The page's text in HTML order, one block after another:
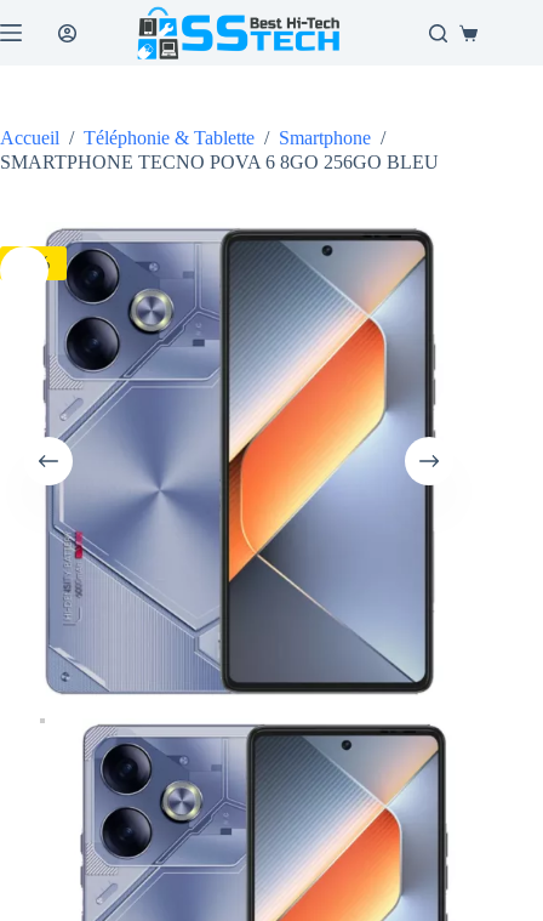
au
Panier
Accueil / Téléphonie & Tablette / Smartphone /
SMARTPHONE TECNO POVA 6 8GO 256GO BLEU
-7%